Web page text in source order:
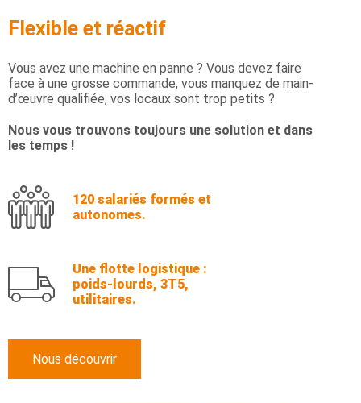
Flexible et réactif
Vous avez une machine en panne ? Vous devez faire
face à une grosse commande, vous manquez de main-
d’œuvre qualifiée, vos locaux sont trop petits ?
Nous vous trouvons toujours une solution et dans
les temps !
120 salariés formés et
autonomes.
Une flotte logistique :
poids-lourds, 3T5,
utilitaires.
Nous découvrir